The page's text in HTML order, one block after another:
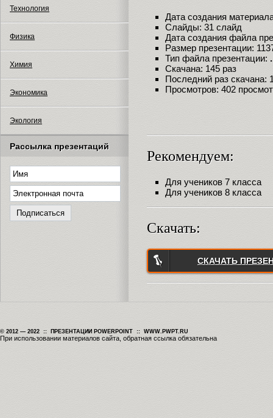
Технология
Физика
Химия
Экономика
Экология
Рассылка презентаций
Дата создания
Слайды: 31 слайд
Дата создания файла
Размер презентации:
Тип файла презентации:
Скачана: 145 раз
Последний раз скачана:
Просмотров: 402
Рекомендуем:
Для учеников 7 класса
Для учеников 8 класса
Скачать:
СКАЧАТЬ
© 2012 — 2022 :: ПРЕЗЕНТАЦИИ POWERPOINT :: WWW.PWPT.RU
При использовании материалов сайта, обратная ссылка обязательна